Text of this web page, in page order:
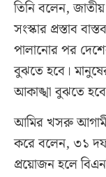
তিনি বলেন,
সংস্কার প্রস্তাব
পালানোর পর
বুঝতে হবে।
আকাঙ্খা বুঝতে
আমির খসরু আগামী
করে বলেন, ৩১
প্রয়োজন হলে